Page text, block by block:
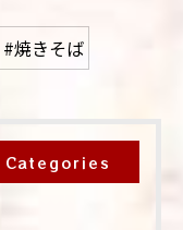
#焼きそば
Categories